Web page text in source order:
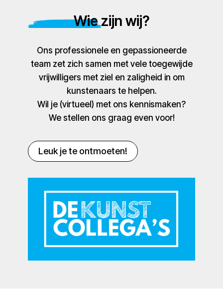
Wie zijn wij?
Ons professionele en gepassioneerde
team zet zich samen met vele toegewijde
vrijwilligers met ziel en zaligheid in om
kunstenaars te helpen.
Wil je (virtueel) met ons kennismaken?
We stellen ons graag even voor!
Leuk je te ontmoeten!